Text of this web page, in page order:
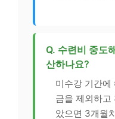
Q. 수련비 중도
산하나요?
미수강 기간에
금을 제외하
았으면 3개월